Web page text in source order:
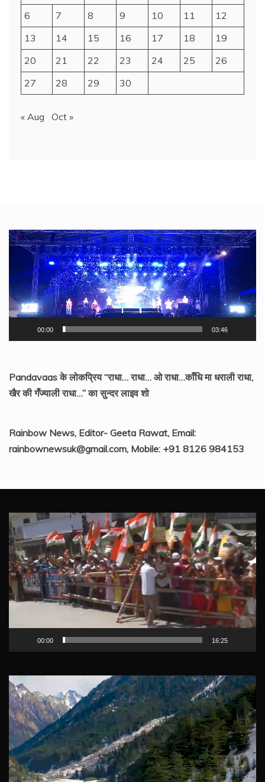
6
7 8 9 10 11
12
13
14 15 16 17 18
19
20
21 22 23 24 25
26
27
28 29 30
« Aug Oct »
Video
Player
00:00 03:46
Pandavaas के लोकप्रिय “राधा… राधा… ओ राधा…काँधि मा धराली राधा,
खैर की गँज्याली राधा…” का सुन्दर लाइव शो
Rainbow News, Editor- Geeta Rawat, Email:
rainbownewsuk@gmail.com, Mobile: +91 8126 984153
Video
Player
00:00 16:25
Video
Player